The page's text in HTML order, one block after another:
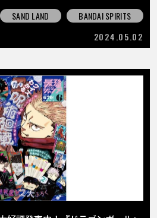
SAND LAND
BANDAI SPIRITS
2024.05.02